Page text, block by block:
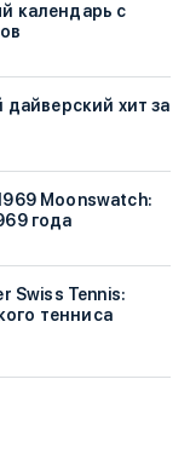
календарь с
хит за
Moonswatch:
года
Swiss Tennis:
тенниса